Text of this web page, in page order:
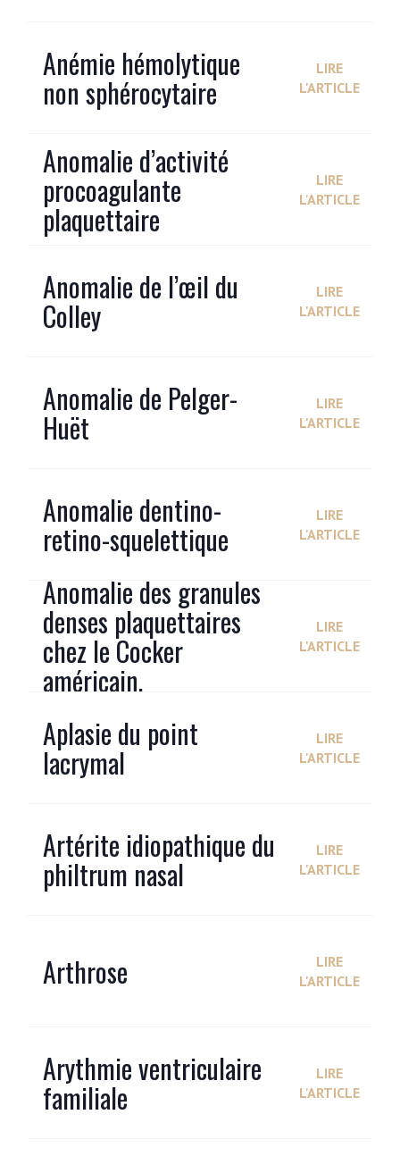
Anémie hémolytique
non sphérocytaire
LIRE
L'ARTICLE
Anomalie d’activité
procoagulante
plaquettaire
LIRE
L'ARTICLE
Anomalie de l’œil du
Colley
LIRE
L'ARTICLE
Anomalie de Pelger-
Huët
LIRE
L'ARTICLE
Anomalie dentino-
retino-squelettique
LIRE
L'ARTICLE
Anomalie des granules
denses plaquettaires
chez le Cocker
américain.
LIRE
L'ARTICLE
Aplasie du point
lacrymal
LIRE
L'ARTICLE
Artérite idiopathique du
philtrum nasal
LIRE
L'ARTICLE
Arthrose
LIRE
L'ARTICLE
Arythmie ventriculaire
familiale
LIRE
L'ARTICLE